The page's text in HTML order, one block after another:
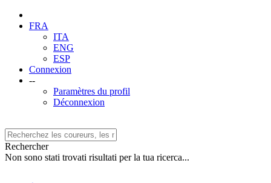
FRA
ITA
ENG
ESP
Connexion
--
Paramètres du profil
Déconnexion
Rechercher
Non sono stati trovati risultati per la tua ricerca...